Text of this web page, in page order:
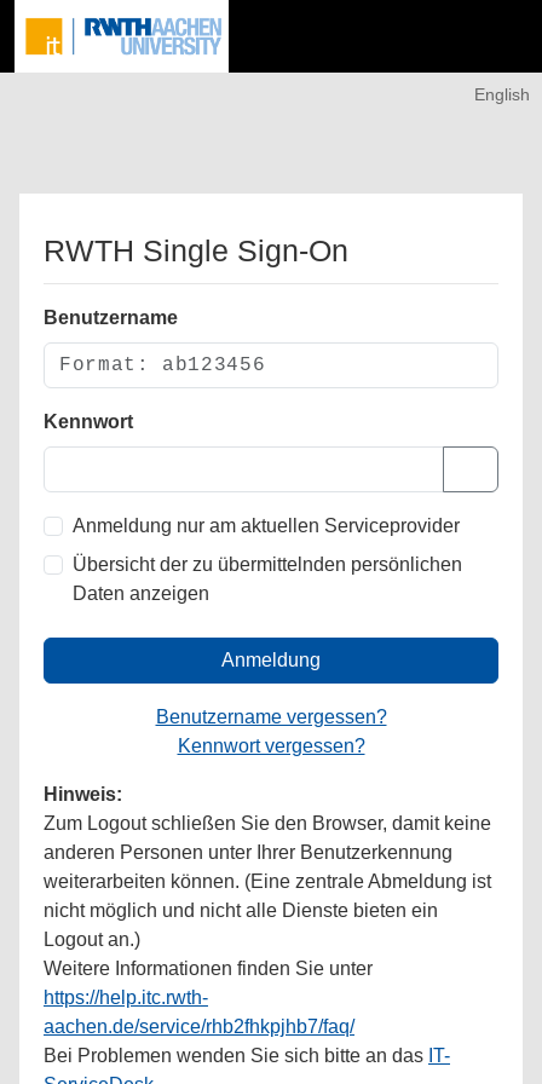
English
RWTH Single Sign-On
Benutzername
Kennwort
Anmeldung nur am aktuellen Serviceprovider
Übersicht der zu übermittelnden persönlichen
Daten anzeigen
Anmeldung
Benutzername vergessen?
Kennwort vergessen?
Hinweis:
Zum Logout schließen Sie den Browser, damit keine
anderen Personen unter Ihrer Benutzerkennung
weiterarbeiten können. (Eine zentrale Abmeldung ist
nicht möglich und nicht alle Dienste bieten ein
Logout an.)
Weitere Informationen finden Sie unter
https://help.itc.rwth-
aachen.de/service/rhb2fhkpjhb7/faq/
Bei Problemen wenden Sie sich bitte an das IT-